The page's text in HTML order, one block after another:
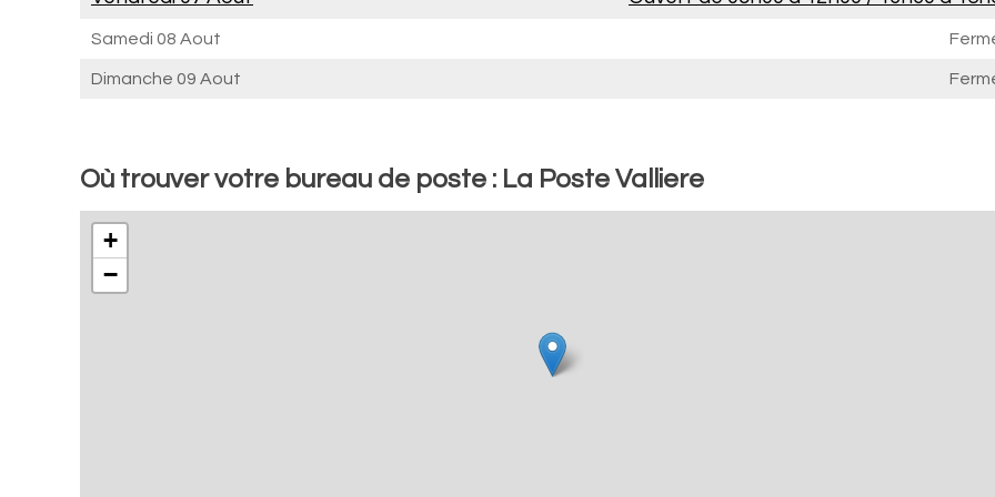
Samedi 08 Aout
Dimanche 09 Aout
Où trouver votre bureau de poste : La Poste Valliere
+
−